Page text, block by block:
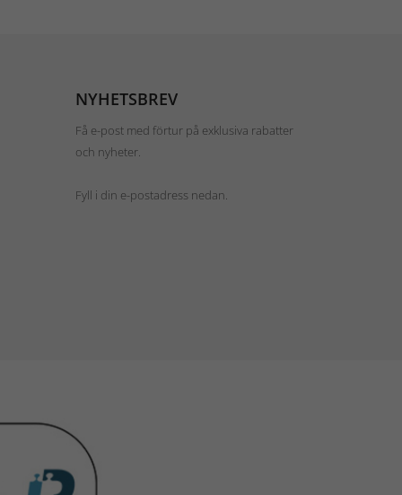
NYHETSBREV
Få e-post med förtur på exklusiva rabatter
och nyheter.
Fyll i din e-postadress nedan.